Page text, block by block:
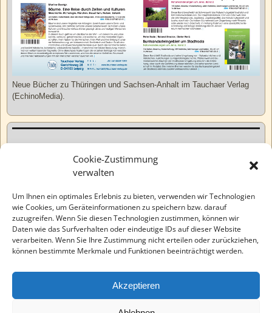
Cookie-Zustimmung
verwalten
Um Ihnen ein optimales Erlebnis zu bieten, verwenden wir Technologien
wie Cookies, um Geräteinformationen zu speichern bzw. darauf
zuzugreifen. Wenn Sie diesen Technologien zustimmen, können wir
Daten wie das Surfverhalten oder eindeutige IDs auf dieser Website
verarbeiten. Wenn Sie Ihre Zustimmung nicht erteilen oder zurückziehen,
können bestimmte Merkmale und Funktionen beeinträchtigt werden.
Akzeptieren
Neue Bücher zu Thüringen und Sachsen-Anhalt im Tauchaer Verlag
(EchinoMedia).
Varia